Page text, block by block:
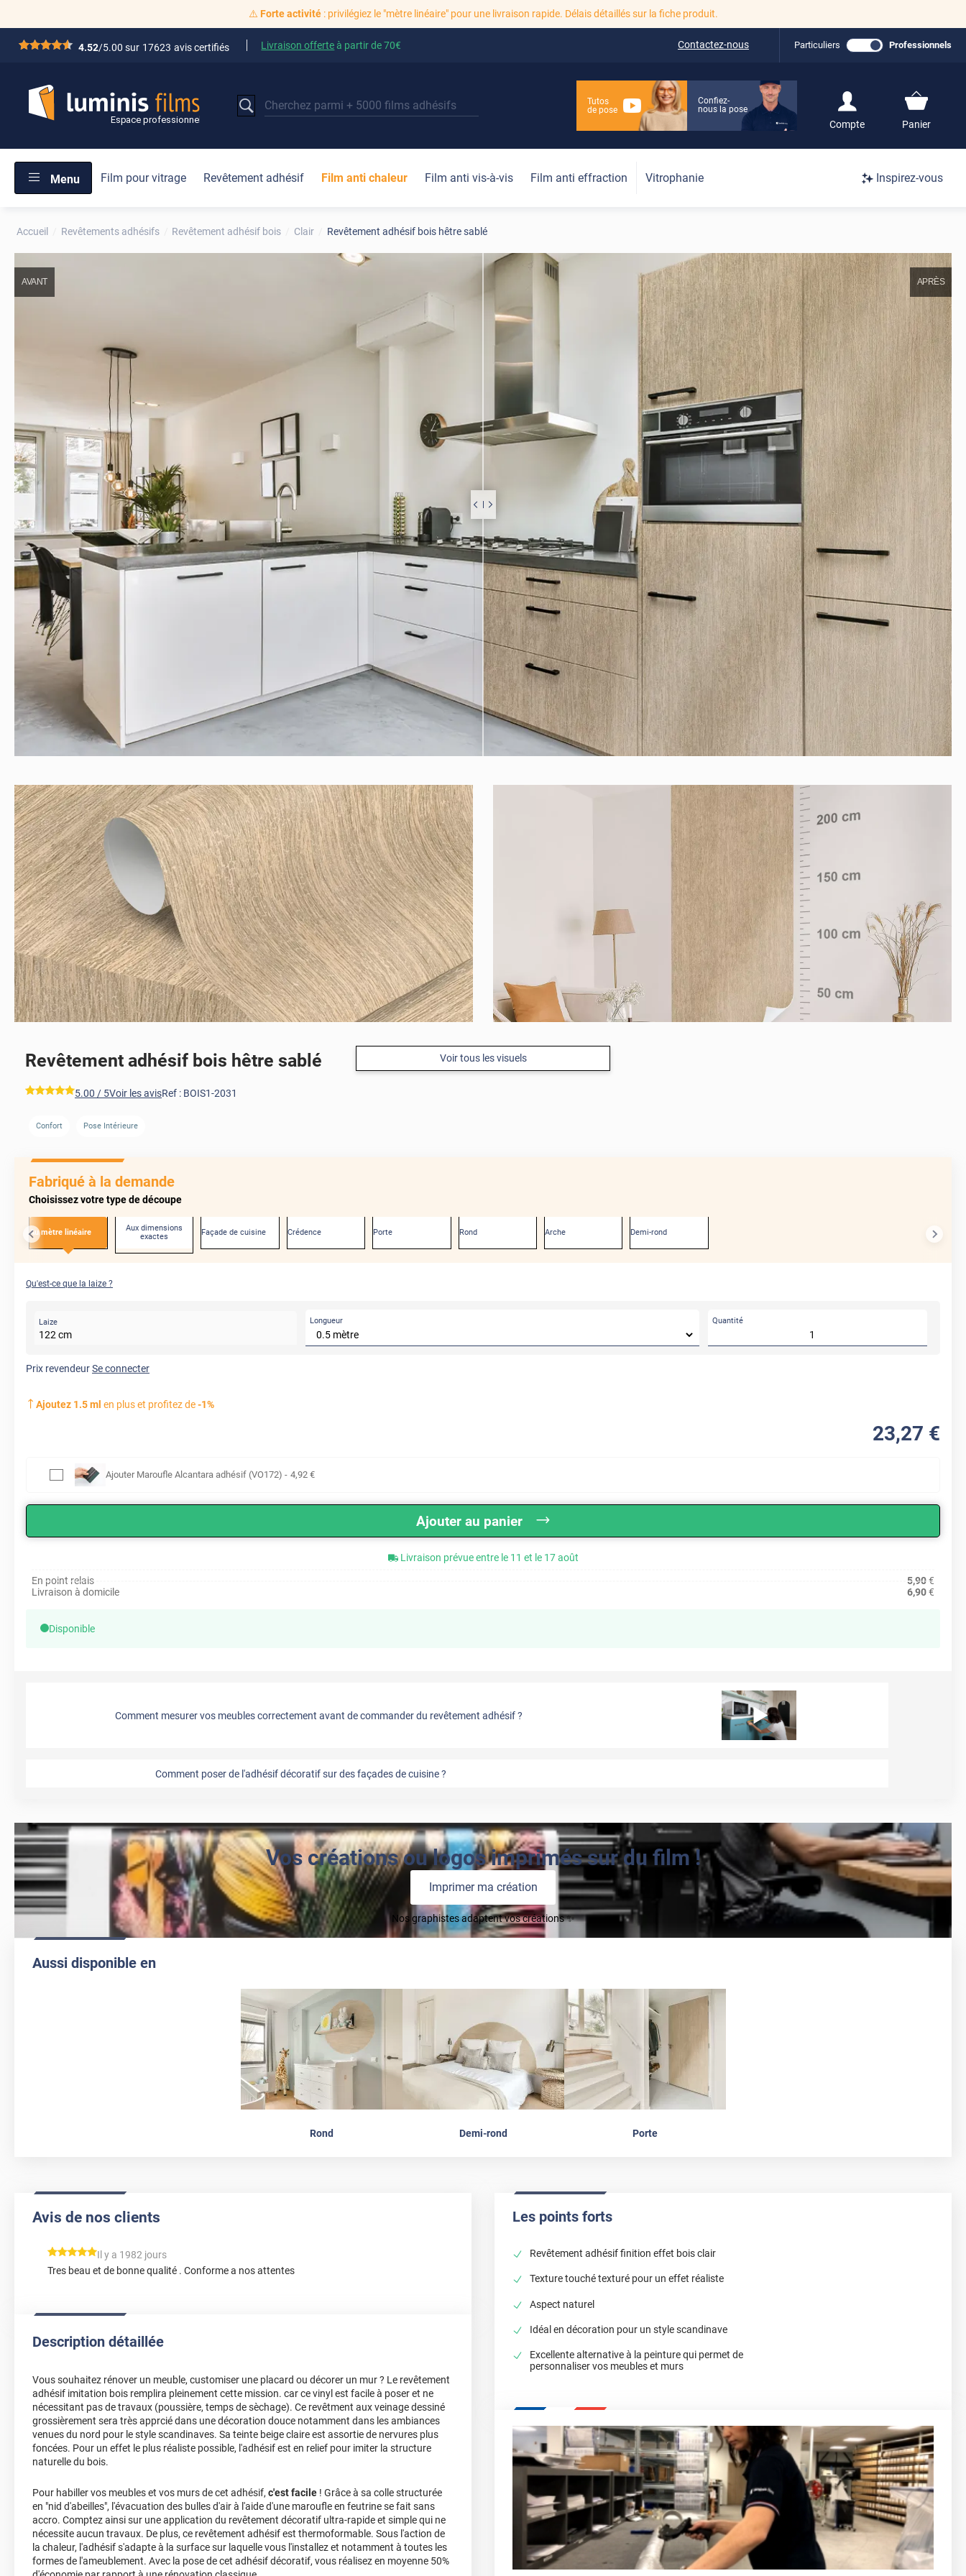
⚠️ Forte activité: privilégiez le "mètre linéaire" pour une livraison rapide. Délais détaillés sur la fiche produit.
*****4.52/5.00 sur 17623 avis certifiés Livraison offerteà partir de70€ Contactez-nous Particuliers Professionnels
Tutos
de pose
Confiez-
nous la pose
Compte
S'inscrire / Se
Panier
Menu Film pour vitrage Revêtement adhésif Film anti chaleur Film anti vis-à-vis Film anti effraction Vitrophanie Inspirez-vous
Accueil Revêtements adhésifs Revêtement adhésif bois Clair Revêtement adhésif bois hêtre sablé
AVANT APRÈS
Voir tous les visuels
Revêtement adhésif bois hêtre sablé
*****
5.00 / 5Voir les avisRef : BOIS1-2031
Confort Pose Intérieure
Fabriqué à la demande
Choisissez votre type de découpe
Au mètre linéaire
Aux dimensions
exactes
Façade de cuisine Crédence Porte Rond Arche Demi-rond
Qu'est-ce que la laize ?
Laize
122 cm
Longueur Quantité
Prix revendeurSe connecter
Ajoutez 1.5ml en plus et profitez de-1%
23,27 €
Ajouter Maroufle Alcantara adhésif (VO172) - 4,92 €
Ajouter au panier
Livraison prévue entre le 11 et le 17 août
En point relais
5,90€
Livraison à domicile
6,90€
Disponible
Comment mesurer vos meubles correctement avant de commander du revêtement adhésif ?
Comment poser de l'adhésif décoratif sur des façades de cuisine ?
Vos créations ou logos imprimés sur du film !
Imprimer ma création
Nos graphistes adaptent vos créations ✨
Aussi disponible en
Rond Demi-rond Porte
Avis de nos clients
*****
Il y a 1982 jours
Tres beau et de bonne qualité . Conforme a nos attentes
Description détaillée
Vous souhaitez rénover un meuble, customiser une placard ou décorer un mur ? Le revêtement
adhésif imitation bois remplira pleinement cette mission. car ce vinyl est facile à poser et ne
nécessitant pas de travaux (poussière, temps de sèchage). Ce revêtment aux veinage dessiné
grossièrement sera très apprcié dans une décoration douce notamment dans les ambiances
venues du nord pour le style scandinaves. Sa teinte beige claire est assortie de nervures plus
foncées. Pour un effet le plus réaliste possible, l'adhésif est en relief pour imiter la structure
naturelle du bois.
Pour habiller vos meubles et vos murs de cet adhésif, c'est facile ! Grâce à sa colle structurée
en "nid d'abeilles", l'évacuation des bulles d'air à l'aide d'une maroufle en feutrine se fait sans
accro. Comptez ainsi sur une application du revêtement décoratif ultra-rapide et simple qui ne
nécessite aucun travaux. De plus, ce revêtement adhésif est thermoformable. Sous l'action de
la chaleur, l'adhésif s'adapte à la surface sur laquelle vous l'installez et notamment à toutes les
formes de l'ameublement. Avec la pose de cet adhésif décoratif, vous réalisez en moyenne 50%
Les points forts
Revêtement adhésif finition effet bois clair
Texture touché texturé pour un effet réaliste
Aspect naturel
Idéal en décoration pour un style scandinave
Excellente alternative à la peinture qui permet de
personnaliser vos meubles et murs